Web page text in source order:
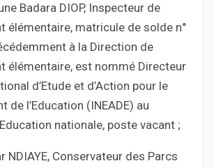
Badara DIOP, Inspecteur de
élémentaire, matricule de solde n°
à la Direction de
élémentaire, est nommé Directeur
d’Etude et d’Action pour le
de l’Education (INEADE) au
nationale, poste vacant ;
NDIAYE, Conservateur des Parcs